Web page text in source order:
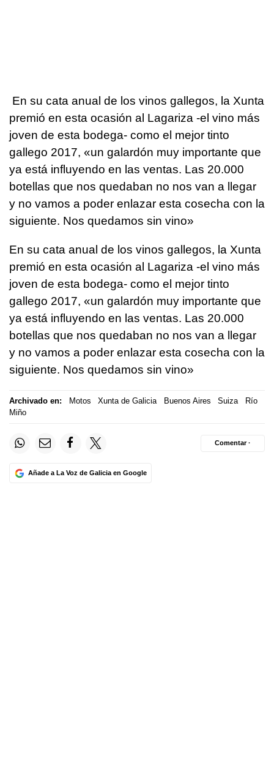
En su cata anual de los vinos gallegos, la Xunta
premió en esta ocasión al Lagariza -el vino más
joven de esta bodega- como el mejor tinto
gallego 2017, «un galardón muy importante que
ya está influyendo en las ventas. Las 20.000
botellas que nos quedaban no nos van a llegar
y no vamos a poder enlazar esta cosecha con la
siguiente. Nos quedamos sin vino»
En su cata anual de los vinos gallegos, la Xunta
premió en esta ocasión al Lagariza -el vino más
joven de esta bodega- como el mejor tinto
gallego 2017, «un galardón muy importante que
ya está influyendo en las ventas. Las 20.000
botellas que nos quedaban no nos van a llegar
y no vamos a poder enlazar esta cosecha con la
siguiente. Nos quedamos sin vino»
Archivado en: Motos Xunta de Galicia Buenos Aires Suiza
Río
Miño
Añade a La Voz de Galicia en Google
Comentar ·